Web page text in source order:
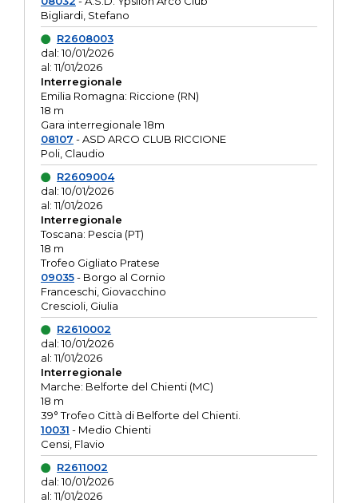
Bigliardi, Stefano
R2608003
dal: 10/01/2026
al: 11/01/2026
Interregionale
Emilia Romagna: Riccione (RN)
18 m
Gara interregionale 18m
08107 - ASD ARCO CLUB RICCIONE
Poli, Claudio
R2609004
dal: 10/01/2026
al: 11/01/2026
Interregionale
Toscana: Pescia (PT)
18 m
Trofeo Gigliato Pratese
09035- Borgo al Cornio
Franceschi, Giovacchino
Crescioli, Giulia
R2610002
dal: 10/01/2026
al: 11/01/2026
Interregionale
Marche: Belforte del Chienti (MC)
18 m
39° Trofeo Città di Belforte del Chienti.
10031 - Medio Chienti
Censi, Flavio
R2611002
dal: 10/01/2026
al: 11/01/2026